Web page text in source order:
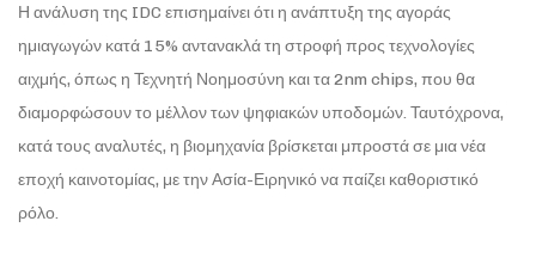
Η ανάλυση της IDC επισημαίνει ότι η ανάπτυξη της αγοράς
ημιαγωγών κατά 15% αντανακλά τη στροφή προς τεχνολογίες
αιχμής, όπως η Τεχνητή Νοημοσύνη και τα 2nm chips, που θα
διαμορφώσουν το μέλλον των ψηφιακών υποδομών. Ταυτόχρονα,
κατά τους αναλυτές, η βιομηχανία βρίσκεται μπροστά σε μια νέα
εποχή καινοτομίας, με την Ασία-Ειρηνικό να παίζει καθοριστικό
ρόλο.